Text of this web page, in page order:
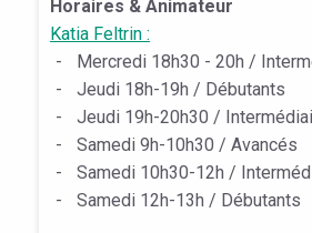
Horaires & Animateur
Katia Feltrin :
-
Mercredi 18h30 - 20h /
-
Jeudi 18h-19h / Débutants
-
Jeudi 19h-20h30 /
-
Samedi 9h-10h30 / Avancés
-
Samedi 10h30-12h /
-
Samedi 12h-13h / Débutants